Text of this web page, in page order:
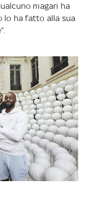
magari ha
lo ha fatto alla sua